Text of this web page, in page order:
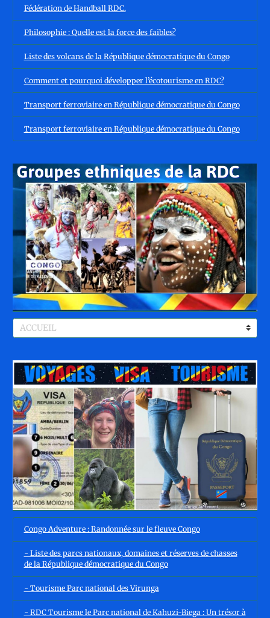
Fédération de Handball RDC.
Philosophie : Quelle est la force des faibles?
Liste des volcans de la République démocratique du Congo
Comment et pourquoi développer l’écotourisme en RDC?
Transport ferroviaire en République démocratique du Congo
Transport ferroviaire en République démocratique du Congo
Congo Adventure : Randonnée sur le fleuve Congo
- Liste des parcs nationaux, domaines et réserves de chasses
de la République démocratique du Congo
- Tourisme Parc national des Virunga
- RDC Tourisme le Parc national de Kahuzi-Biega : Un trésor à